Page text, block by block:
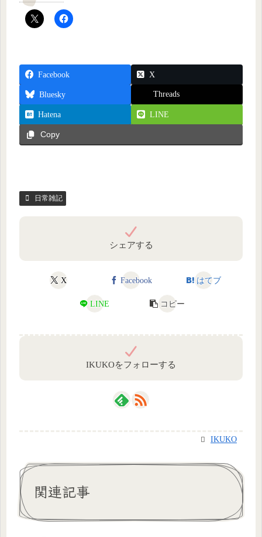
Facebook X
Bluesky Threads
Hatena LINE
Copy
日常雑記
シェアする
X Facebook はてブ
LINE コピー
IKUKOをフォローする
IKUKO
関連記事